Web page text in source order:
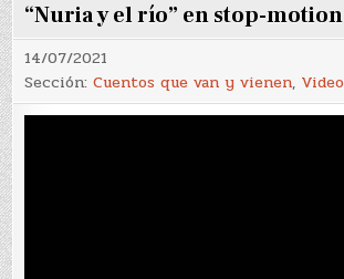
“Nuria y el río” en stop-motion
14/07/2021
Sección:Cuentos que van y vienen, Video